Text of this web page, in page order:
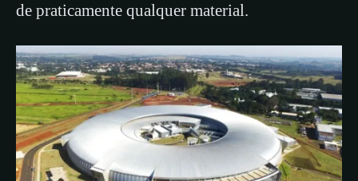
de praticamente qualquer material.